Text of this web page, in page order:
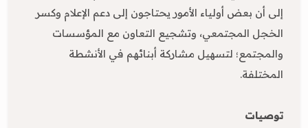
إلى أن بعض أولياء الأمور يحتاجون إلى دعم الإعلام وكسر
الخجل المجتمعي، وتشجيع التعاون مع المؤسسات
والمجتمع؛ لتسهيل مشاركة أبنائهم في الأنشطة
المختلفة.
توصيات